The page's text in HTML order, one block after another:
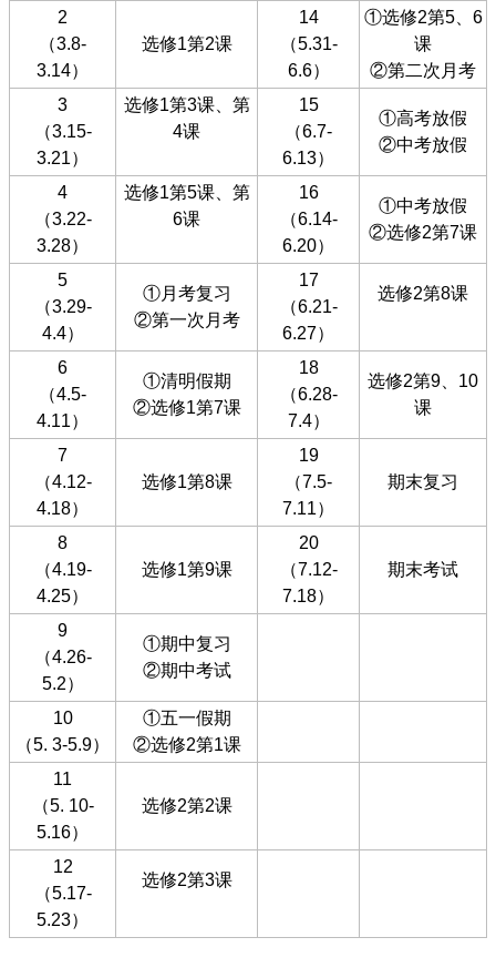
2
（3.8-
3.14）
选修1第2课
14
（5.31-
6.6）
①选修2第5、6
课
②第二次月考
3
（3.15-
3.21）
选修1第3课、第
4课
15
（6.7-
6.13）
①高考放假
②中考放假
4
（3.22-
3.28）
选修1第5课、第
6课
16
（6.14-
6.20）
①中考放假
②选修2第7课
5
（3.29-
4.4）
①月考复习
②第一次月考
17
（6.21-
6.27）
选修2第8课
6
（4.5-
4.11）
①清明假期
②选修1第7课
18
（6.28-
7.4）
选修2第9、10
课
7
（4.12-
4.18）
选修1第8课
19
（7.5-
7.11）
期末复习
8
（4.19-
4.25）
选修1第9课
20
（7.12-
7.18）
期末考试
9
（4.26-
5.2）
①期中复习
②期中考试
10
（5. 3-5.9）
①五一假期
②选修2第1课
11
（5. 10-
5.16）
选修2第2课
12
（5.17-
5.23）
选修2第3课